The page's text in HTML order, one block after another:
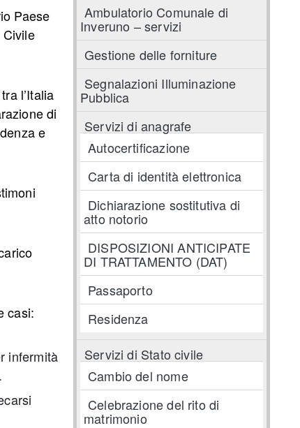
Paese
l’Italia
di
e
casi:
infermità
Ambulatorio Comunale di
Inveruno – servizi
Gestione delle forniture
Segnalazioni Illuminazione
Pubblica
Servizi di anagrafe
Autocertificazione
Carta di identità elettronica
Dichiarazione sostitutiva di
atto notorio
DISPOSIZIONI ANTICIPATE
DI TRATTAMENTO (DAT)
Passaporto
Residenza
Servizi di Stato civile
Cambio del nome
Celebrazione del rito di
matrimonio